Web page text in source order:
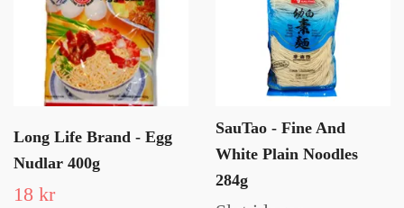
Long Life Brand - Egg
Nudlar 400g
18 kr
SauTao - Fine And
White Plain Noodles
284g